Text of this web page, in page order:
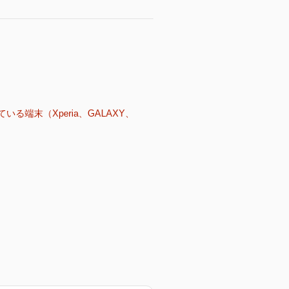
る端末（Xperia、GALAXY、